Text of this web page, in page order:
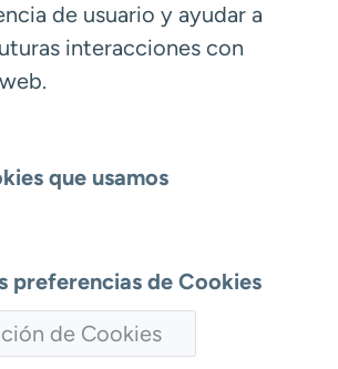
de usuario y ayudar a
interacciones con
que usamos
preferencias de Cookies
de Cookies